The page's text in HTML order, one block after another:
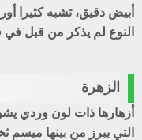
أبيض دقيق، تشبه كثيرا
النوع لم يذكر من قبل في
الزهرة
أزهارها ذات لون وردي
التي يبرز من بينها ميسم